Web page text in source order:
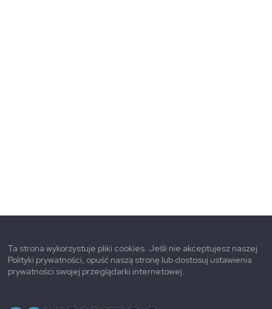
Ta strona wykorzystuje pliki cookies. Jeśli nie akceptujesz naszej
Polityki prywatności, opuść naszą stronę lub dostosuj ustawienia
prywatności swojej przeglądarki internetowej.